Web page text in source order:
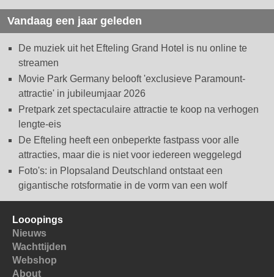
Vandaag een jaar geleden
De muziek uit het Efteling Grand Hotel is nu online te
streamen
Movie Park Germany belooft 'exclusieve Paramount-
attractie' in jubileumjaar 2026
Pretpark zet spectaculaire attractie te koop na verhogen
lengte-eis
De Efteling heeft een onbeperkte fastpass voor alle
attracties, maar die is niet voor iedereen weggelegd
Foto's: in Plopsaland Deutschland ontstaat een
gigantische rotsformatie in de vorm van een wolf
Looopings
Nieuws
Wachttijden
Webshop
About